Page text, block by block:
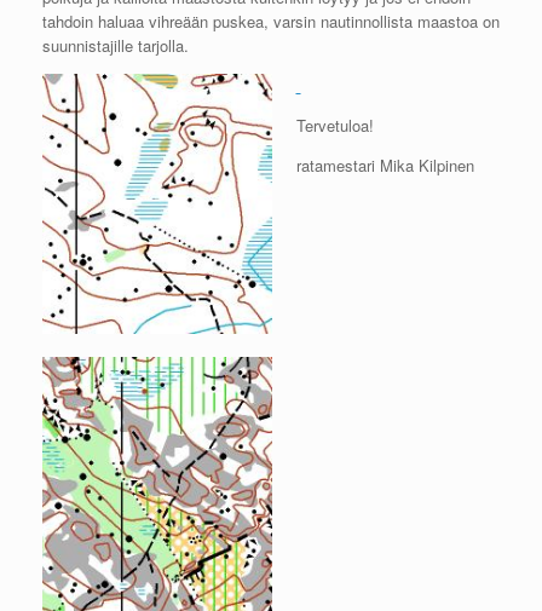
tahdoin haluaa vihreään puskea, varsin nautinnollista maastoa on
suunnistajille tarjolla.
Tervetuloa!
ratamestari Mika Kilpinen